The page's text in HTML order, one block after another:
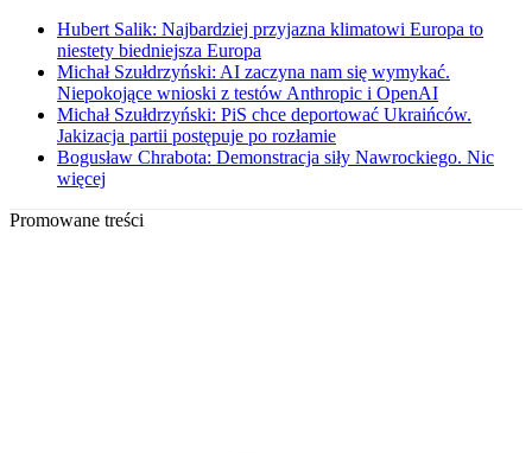
Hubert Salik: Najbardziej przyjazna klimatowi Europa to
niestety biedniejsza Europa
Michał Szułdrzyński: AI zaczyna nam się wymykać.
Niepokojące wnioski z testów Anthropic i OpenAI
Michał Szułdrzyński: PiS chce deportować Ukraińców.
Jakizacja partii postępuje po rozłamie
Bogusław Chrabota: Demonstracja siły Nawrockiego. Nic
więcej
Promowane treści